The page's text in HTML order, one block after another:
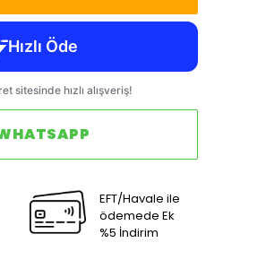
EFT/Havale ile
ödemede Ek
%5 İndirim